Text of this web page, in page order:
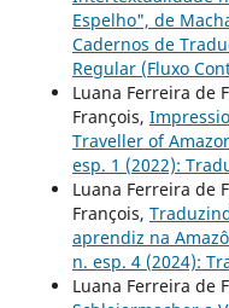
Espelho", de
Cadernos de
Regular (Fluxo
Luana Ferreira de
François,
Traveller of
esp. 1 (2022):
Luana Ferreira de
François,
aprendiz na
n. esp. 4 (2024):
Luana Ferreira de